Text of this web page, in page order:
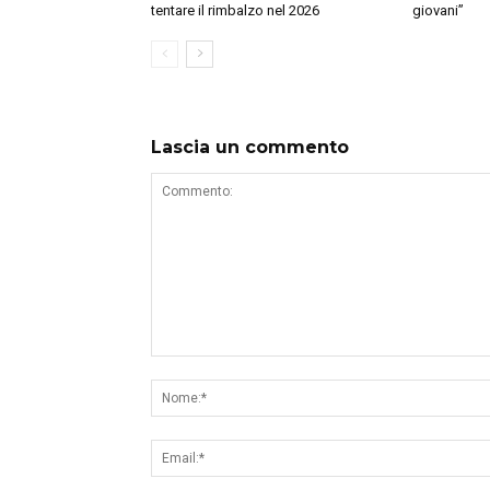
tentare il rimbalzo nel 2026 giovani”
Lascia un commento